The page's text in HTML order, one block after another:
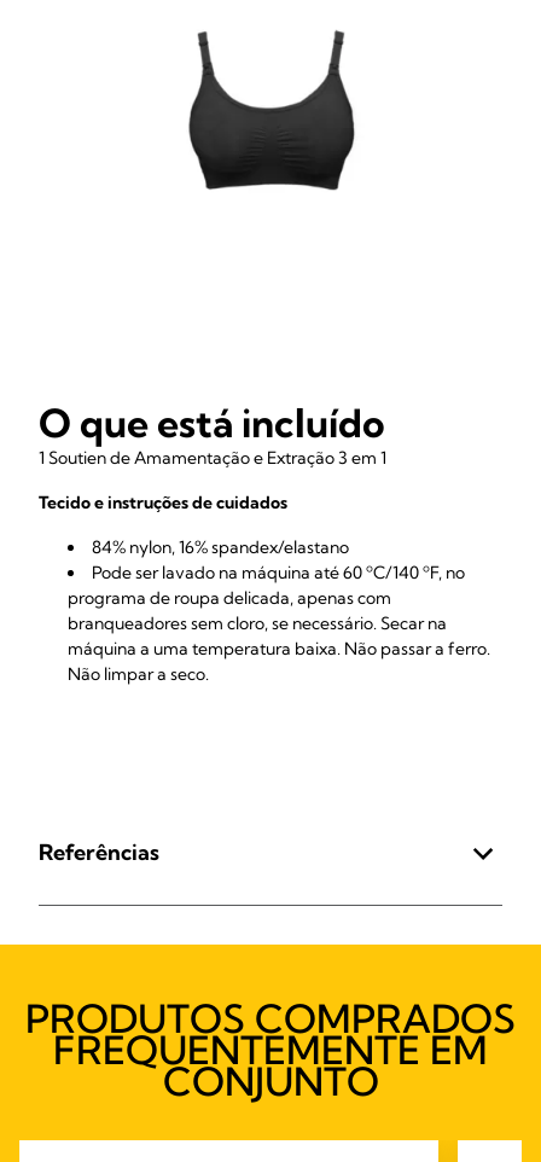
O que está incluído
1 Soutien de Amamentação e Extração 3 em 1
Tecido e instruções de cuidados
84% nylon, 16% spandex/elastano
Pode ser lavado na máquina até 60 ºC/140 ºF, no
programa de roupa delicada, apenas com
branqueadores sem cloro, se necessário. Secar na
máquina a uma temperatura baixa. Não passar a ferro.
Não limpar a seco.
Referências
PRODUTOS COMPRADOS
FREQUENTEMENTE EM
CONJUNTO